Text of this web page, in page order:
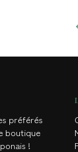
préférés
boutique
!